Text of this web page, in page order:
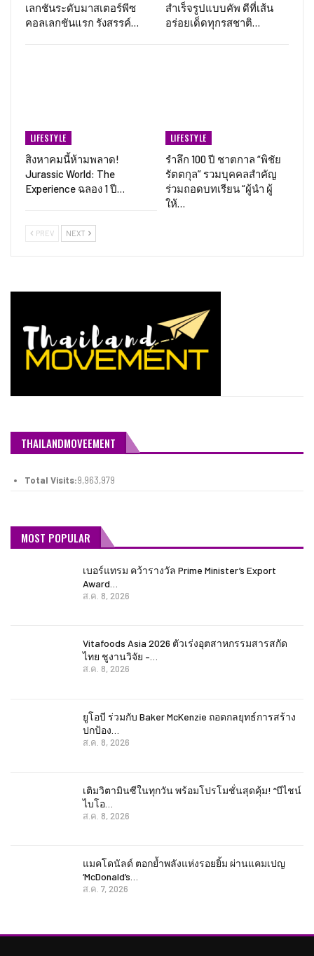
เลกชันระดับมาสเตอร์พีซ
คอลเลกชันแรก รังสรรค์…
สำเร็จรูปแบบคัพ ดีที่เส้น
อร่อยเด็ดทุกรสชาติ…
LIFESTYLE
สิงหาคมนี้ห้ามพลาด!
Jurassic World: The
Experience ฉลอง 1 ปี…
LIFESTYLE
รำลึก 100 ปี ชาตกาล “พิชัย
รัตตกุล” รวมบุคคลสำคัญ
ร่วมถอดบทเรียน “ผู้นำ ผู้
ให้…
PREV NEXT
THAILANDMOVEEMENT
Total Visits:9,963,979
MOST POPULAR
เบอร์แทรม คว้ารางวัล Prime Minister’s Export
Award…
ส.ค. 8, 2026
Vitafoods Asia 2026 ตัวเร่งอุตสาหกรรมสารสกัด
ไทย ชูงานวิจัย –…
ส.ค. 8, 2026
ยูโอบี ร่วมกับ Baker McKenzie ถอดกลยุทธ์การสร้าง
ปกป้อง…
ส.ค. 8, 2026
เติมวิตามินซีในทุกวัน พร้อมโปรโมชั่นสุดคุ้ม! “บีไชน์
ไบโอ…
ส.ค. 8, 2026
แมคโดนัลด์ ตอกย้ำพลังแห่งรอยยิ้ม ผ่านแคมเปญ
‘McDonald’s…
ส.ค. 7, 2026